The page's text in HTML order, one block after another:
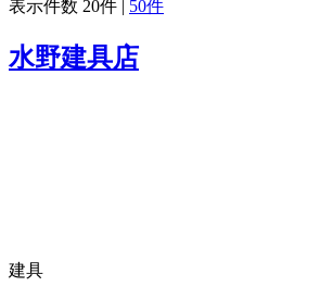
表示件数 20件 | 50件
水野建具店
建具